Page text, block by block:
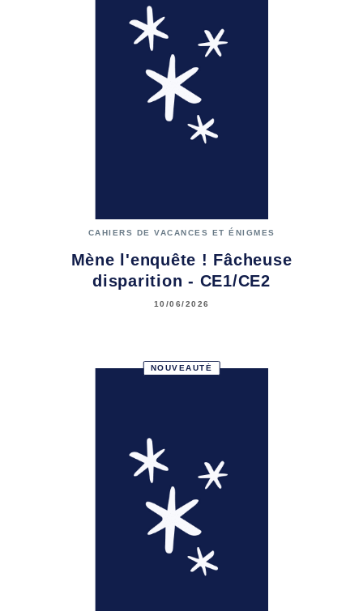
CAHIERS DE VACANCES ET ÉNIGMES
Mène l'enquête ! Fâcheuse
disparition - CE1/CE2
10/06/2026
NOUVEAUTÉ